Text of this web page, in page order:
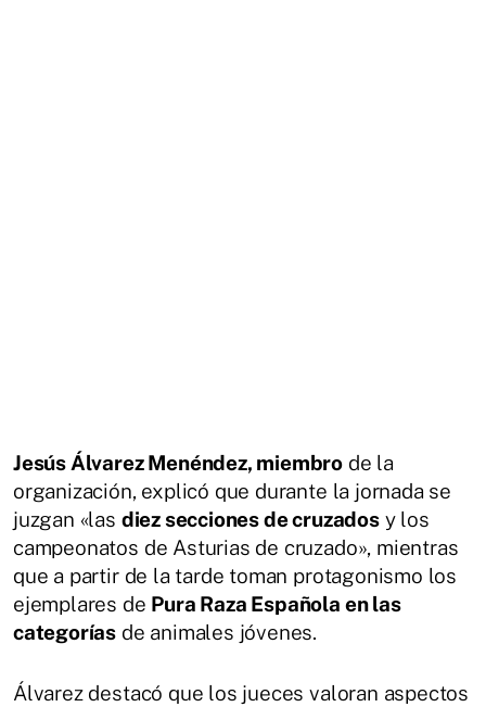
Jesús Álvarez Menéndez, miembro de la
organización, explicó que durante la jornada se
juzgan «las diez secciones de cruzadosy los
campeonatos de Asturias de cruzado», mientras
que a partir de la tarde toman protagonismo los
ejemplares de Pura Raza Española en las
categorías de animales jóvenes.
Álvarez destacó que los jueces valoran aspectos